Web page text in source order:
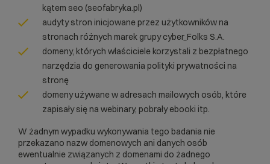
kątem seo (seofabryka.pl)
audyty stron inicjowane przez użytkowników na
stronach różnych marek grupy cyber_Folks S.A.
domeny, których właściciele korzystali z bezpłatnego
narzędzia do generowania polityki prywatności na
stronę
domeny używane w adresach mailowych osób, które
zapisały się na webinary, pobrały ebooki itp.
W żadnym wypadku wykonywania tego badania nie
przekazano nazw domenowych ani danych osób
ewentualnie związanych z domenami do żadnego